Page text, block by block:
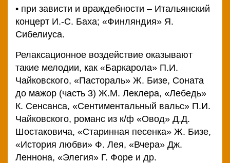
• при зависти и враждебности – Итальянский
концерт И.-С. Баха; «Финляндия» Я.
Сибелиуса.
Релаксационное воздействие оказывают
такие мелодии, как «Баркарола» П.И.
Чайковского, «Пастораль» Ж. Бизе, Соната
до мажор (часть 3) Ж.М. Леклера, «Лебедь»
К. Сенсанса, «Сентиментальный вальс» П.И.
Чайковского, романс из к/ф «Овод» Д.Д.
Шостаковича, «Старинная песенка» Ж. Бизе,
«История любви» Ф. Лея, «Вчера» Дж.
Леннона, «Элегия» Г. Форе и др.